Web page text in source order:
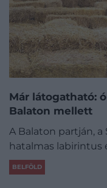
Már látogatható:
Balaton mellett
A Balaton partján,
hatalmas labirintus
BELFÖLD